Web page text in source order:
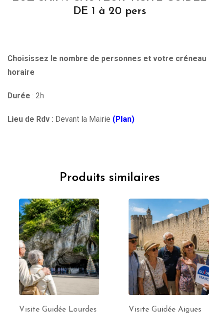
DE 1 à 20 pers
Choisissez le nombre de personnes et votre créneau
horaire
Durée : 2h
Lieu de Rdv : Devant la Mairie (Plan)
Produits similaires
Visite Guidée Lourdes
Visite Guidée Aigues